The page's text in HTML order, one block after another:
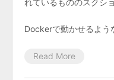
れているもののスクシ
Dockerで動かせるよう
Read More